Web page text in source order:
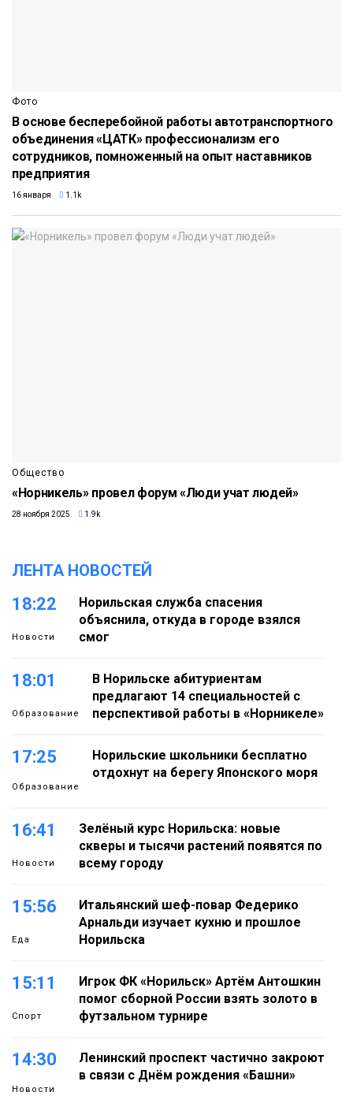
Фото
В основе бесперебойной работы автотранспортного
объединения «ЦАТК» профессионализм его
сотрудников, помноженный на опыт наставников
предприятия
16 января 1.1k
Общество
«Норникель» провел форум «Люди учат людей»
28 ноября 2025 1.9k
ЛЕНТА НОВОСТЕЙ
18:22
Новости
Норильская служба спасения
объяснила, откуда в городе взялся
смог
18:01
Образование
В Норильске абитуриентам
предлагают 14 специальностей с
перспективой работы в «Норникеле»
17:25
Образование
Норильские школьники бесплатно
отдохнут на берегу Японского моря
16:41
Новости
Зелёный курс Норильска: новые
скверы и тысячи растений появятся по
всему городу
15:56
Еда
Итальянский шеф-повар Федерико
Арнальди изучает кухню и прошлое
Норильска
15:11
Спорт
Игрок ФК «Норильск» Артём Антошкин
помог сборной России взять золото в
футзальном турнире
14:30
Новости
Ленинский проспект частично закроют
в связи с Днём рождения «Башни»